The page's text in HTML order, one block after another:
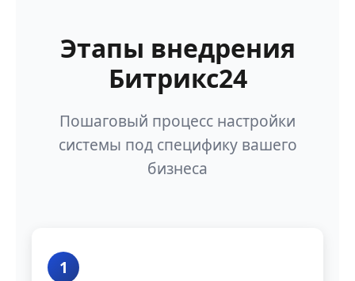
Этапы внедрения
Битрикс24
Пошаговый процесс настройки
системы под специфику вашего
бизнеса
1